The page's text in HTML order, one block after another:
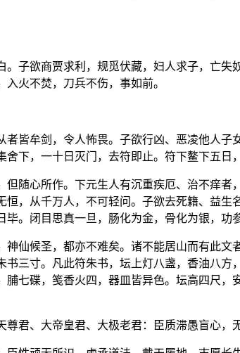
子欲商贾求利，规觅伏藏，妇人求子，亡
火不焚，刀兵不伤，事如前。
皆牟剑，令人怖畏。子欲行凶、恶凌他人
下，一十日灭门，去符即止。符下鳌下五日
随心所作。下元生人有沉重疾厄、治不痒
，从千万人，不可轻问。子欲去死籍、益
。闭目思真一旦，肠化为金，骨化为银，
仙候圣，都亦不难矣。诸不能居山而有此
三寸。凡此符朱书，坛上灯八盏，香油八
七碟，笺香火四，器皿皆异色。坛高四尺
君、大帝皇君、大极老君：臣质滞愚盲心，